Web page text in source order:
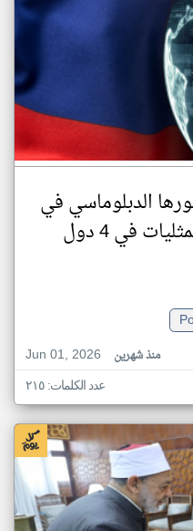
الدبلوماسي في
إفريقيا بافتتاح ممثليات في 4 دول
Jun 01, 2026
منذ شهرين
عدد الكلمات: ٢١٥